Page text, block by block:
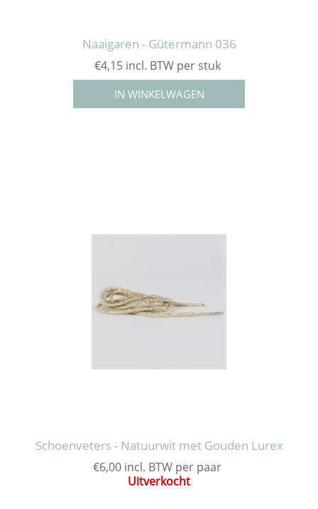
Naaigaren - Gütermann 036
€4,15 incl. BTW per stuk
Schoenveters - Natuurwit met Gouden Lurex
€6,00 incl. BTW per paar
Uitverkocht